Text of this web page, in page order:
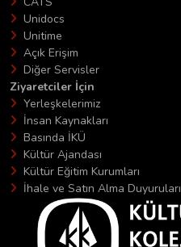
Unidocs
Unitime
Açık Erişim
Diğer Servisler
Ziyaretciler İçin
Yerleşkelerimiz
İnsan Kaynakları
Basında İKÜ
Kültür Ajandası
Kültür Eğitim Kurumları
İhale ve Satın Alma Duyuruları